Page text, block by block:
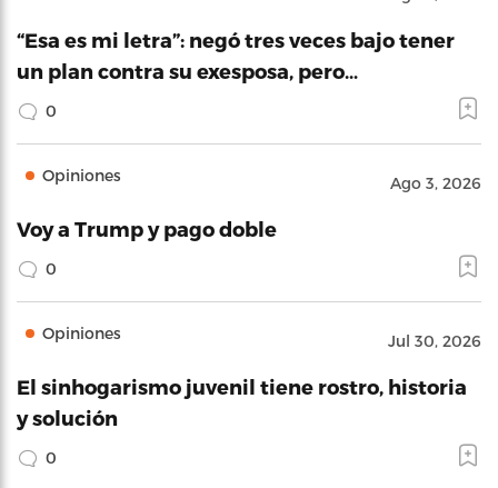
“Esa es mi letra”: negó tres veces bajo tener
un plan contra su exesposa, pero…
0
Opiniones Ago 3, 2026
Voy a Trump y pago doble
0
Opiniones Jul 30, 2026
El sinhogarismo juvenil tiene rostro, historia
y solución
0